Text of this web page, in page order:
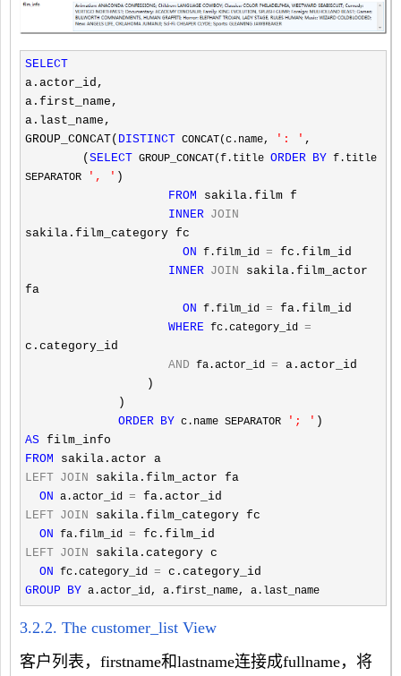
SELECT
a.actor_id,
a.first_name,
a.last_name,
GROUP_CONCAT( DISTINCT CONCAT(c.name, ' : ' ,
        (
SELECT GROUP_CONCAT(f.title ORDER BY f.title
SEPARATOR
' , ' )
FROM sakila.film f
INNER JOIN
sakila.film_category fc
ON f.film_id = fc.film_id
INNER JOIN sakila.film_actor
fa
ON f.film_id = fa.film_id
WHERE fc.category_id =
c.category_id
AND fa.actor_id = a.actor_id
ORDER BY c.name SEPARATOR ' ; '
AS
FROM
LEFT JOIN sakila.film_actor fa
ON a.actor_id =
LEFT JOIN sakila.film_category fc
ON fa.film_id =
LEFT JOIN sakila.category c
ON fc.category_id =
GROUP BY a.actor_id, a.first_name, a.last_name
3.2.2. The customer_list View
客户列表，firstname和lastname连接成fullname，将